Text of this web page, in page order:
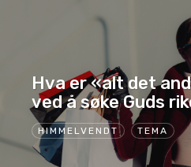
HIMMELVENDT TEMA
Hva er «alt det
ved å søke Guds